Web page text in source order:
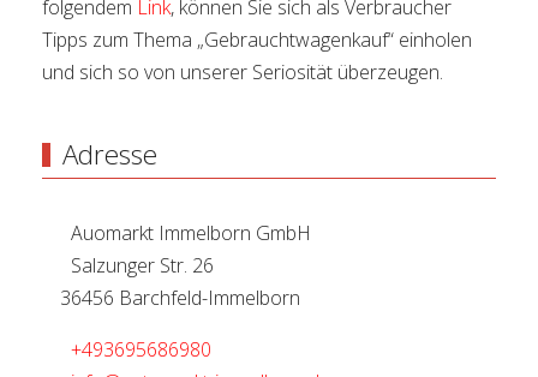
folgendem Link, können Sie sich als Verbraucher
Tipps zum Thema „Gebrauchtwagenkauf“ einholen
und sich so von unserer Seriosität überzeugen.
Adresse
Auomarkt Immelborn GmbH
Salzunger Str. 26
36456 Barchfeld-Immelborn
+493695686980